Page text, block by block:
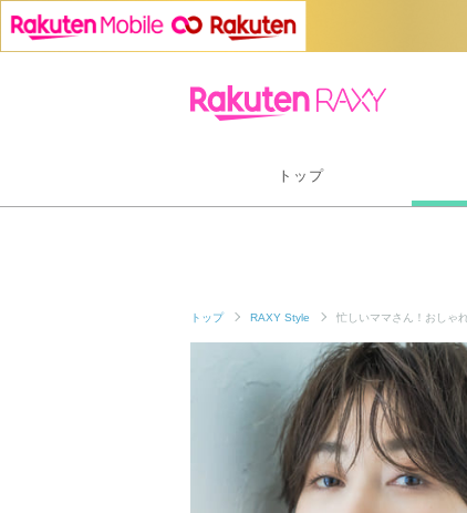
トップ
トップ RAXY Style 忙しいママさん！おしゃ